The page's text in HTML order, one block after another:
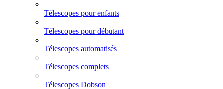
Télescopes pour enfants
Télescopes pour débutant
Télescopes automatisés
Télescopes complets
Télescopes Dobson